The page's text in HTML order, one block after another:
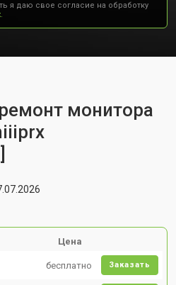
я даю свое согласие на обработку
монитора
Цена
бесплатно Заказать